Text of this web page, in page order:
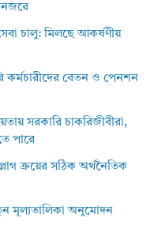
চালু: মিলছে আকর্ষণীয়
কর্মচারীদের বেতন ও পেনশন
সরকারি চাকরিজীবীরা,
পারে
ক্রয়ের সঠিক অর্থনৈতিক
মূল্যতালিকা অনুমোদন